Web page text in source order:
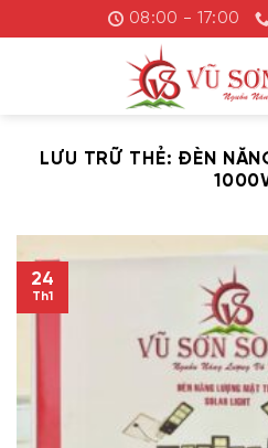
đến
08:00 - 17:00
LƯU TRỮ THẺ: ĐÈN
24
Th1